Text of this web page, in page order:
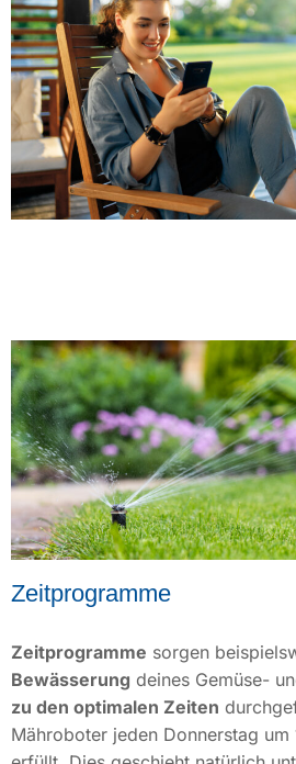
Zeitprogramme
Zeitprogramme sorgen
Bewässerung deines Gemüse-
zu den optimalen Zeiten
Mähroboter jeden Donnerstag um